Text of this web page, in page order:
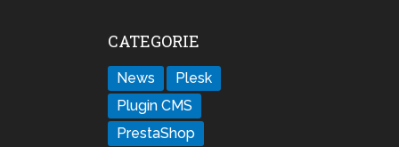
CATEGORIE
News
Plesk
Plugin CMS
PrestaShop